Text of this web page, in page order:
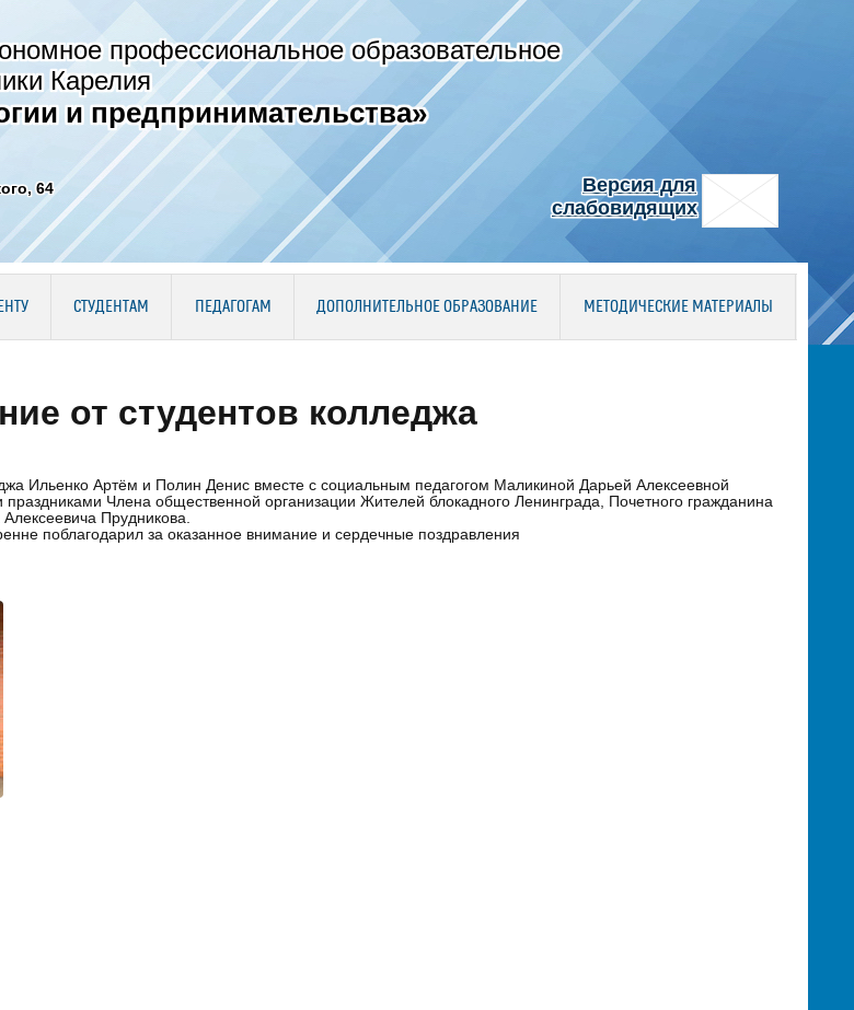
профессиональное образовательное
Карелия
и предпринимательства»
64
Версия для
слабовидящих
СТУДЕНТАМ ПЕДАГОГАМ ДОПОЛНИТЕЛЬНОЕ ОБРАЗОВАНИЕ МЕТОДИЧЕСКИЕ МАТЕРИАЛЫ
от студентов колледжа
Ильенко Артём и Полин Денис вместе с социальным педагогом Маликиной Дарьей Алексеевной
Члена общественной организации Жителей блокадного Ленинграда, Почетного гражданина
Прудникова.
поблагодарил за оказанное внимание и сердечные поздравления